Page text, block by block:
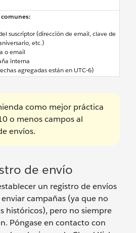
suscriptor (dirección de email, clave de
etc.)
o email
interna
agregadas están en UTC-6)
como mejor práctica
o menos campos al
envíos.
de envío
un registro de envíos
campañas (ya que no
históricos), pero no siempre
Póngase en contacto con